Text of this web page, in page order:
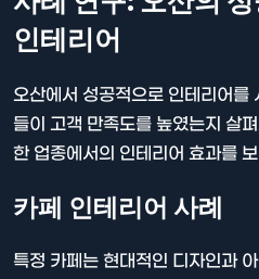
인테리어
오산에서 성공적으로 인테리어를
들이 고객 만족도를 높였는지 살
한 업종에서의 인테리어 효과를
카페 인테리어 사례
특정 카페는 현대적인 디자인과